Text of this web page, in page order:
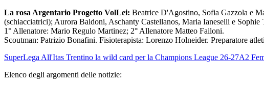
La rosa Argentario Progetto VolLei: Beatrice D'Agostino, Sofia Gazzola e
(schiacciatrici); Aurora Baldoni, Aschanty Castellanos, Maria Ianeselli e
1° Allenatore: Mario Regulo Martinez; 2° Allenatore Matteo Failoni.
Scoutman: Patrizio Bonafini. Fisioterapista: Lorenzo Holneider. Preparatore
SuperLega All'Itas Trentino la wild card per la Champions League 26-27A2
Elenco degli argomenti delle notizie: